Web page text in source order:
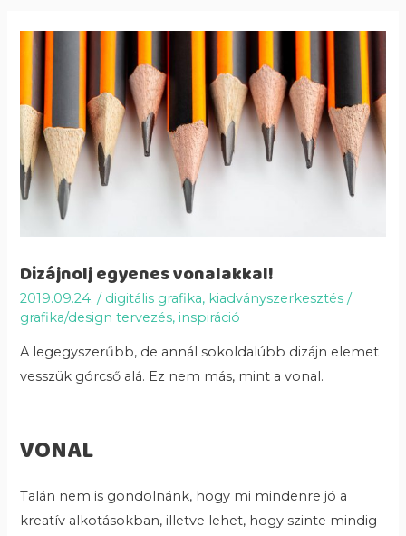
Dizájnolj egyenes vonalakkal!
2019.09.24. / digitális grafika, kiadványszerkesztés /
grafika/design tervezés, inspiráció
A legegyszerűbb, de annál sokoldalúbb dizájn elemet
vesszük górcső alá. Ez nem más, mint a vonal.
VONAL
Talán nem is gondolnánk, hogy mi mindenre jó a
kreatív alkotásokban, illetve lehet, hogy szinte mindig